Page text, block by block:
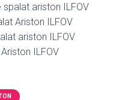
ariston ILFOV
Ariston ILFOV
ariston ILFOV
ILFOV